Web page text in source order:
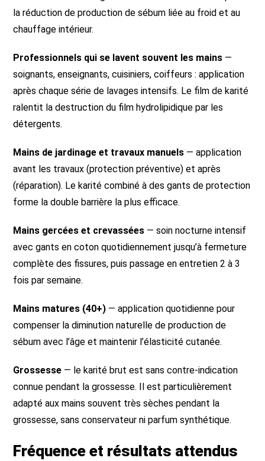
la réduction de production de sébum liée au froid et au
chauffage intérieur.
Professionnels qui se lavent souvent les mains —
soignants, enseignants, cuisiniers, coiffeurs : application
après chaque série de lavages intensifs. Le film de karité
ralentit la destruction du film hydrolipidique par les
détergents.
Mains de jardinage et travaux manuels — application
avant les travaux (protection préventive) et après
(réparation). Le karité combiné à des gants de protection
forme la double barrière la plus efficace.
Mains gercées et crevassées — soin nocturne intensif
avec gants en coton quotidiennement jusqu’à fermeture
complète des fissures, puis passage en entretien 2 à 3
fois par semaine.
Mains matures (40+) — application quotidienne pour
compenser la diminution naturelle de production de
sébum avec l’âge et maintenir l’élasticité cutanée.
Grossesse — le karité brut est sans contre-indication
connue pendant la grossesse. Il est particulièrement
adapté aux mains souvent très sèches pendant la
grossesse, sans conservateur ni parfum synthétique.
Fréquence et résultats attendus